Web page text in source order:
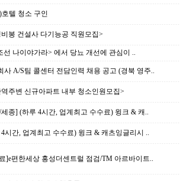
텔 청소 구인
봉 건설사 다기능공 직원모집>
선 나이야가라> 에서 당뇨 개선에 관심이 ..
사 A/S팀 콜센터 전담인력 채용 공고 (경북 영주..
주변 신규아파트 내부 청소인원모집>
종] (하루 4시간, 업계최고 수수료) 윙크 & 캐..
시간, 업계최고 수수료) 윙크 & 캐츠잉글리시 ..
]e편한세상 홍성더센트럴 점검/TM 아르바이트..